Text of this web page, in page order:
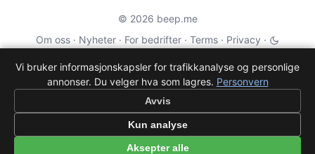
© 2026 beep.me
Om oss · Nyheter · For bedrifter · Terms · Privacy ·
·Wikidata·OMDb
Data from TMDB, Wikidata & OMDb. Not endorsed or certified by these
services.
Part of EPAK Vibes·Contact
Personvern|beep.me — reminders gone social
Vi bruker informasjonskapsler for trafikkanalyse og personlige
annonser. Du velger hva som lagres. Personvern
Avvis
Kun analyse
Aksepter alle